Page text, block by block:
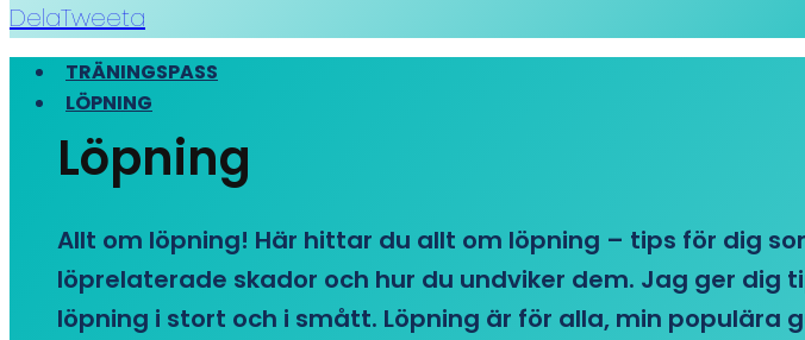
DelaTweeta
TRÄNINGSPASS
LÖPNING
Löpning
Allt om löpning! Här hittar du allt om löpning – tips för dig
löprelaterade skador och hur du undviker dem. Jag ger
löpning i stort och i smått. Löpning är för alla, min